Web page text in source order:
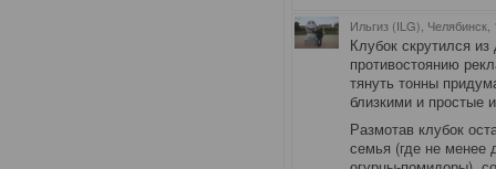
Ильгиз (ILG), Челябинск
Клубок скрутился
противостоянию
тянуть тонны
близкими и
Размотав клубок
семья (где не менее